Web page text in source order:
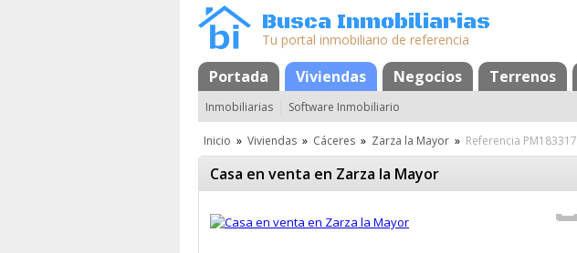
Busca Inmobiliarias
Tu portal inmobiliario de referencia
Portada Viviendas Negocios Terrenos
MapaFavoritos
Inmobiliarias Software Inmobiliario
Inicio » Viviendas » Cáceres » Zarza la Mayor » Referencia PM183317
Casa en venta en Zarza la Mayor